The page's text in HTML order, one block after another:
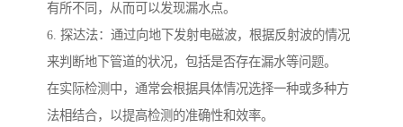
有所不同，从而可以发现漏水点。
6. 探达法：通过向地下发射电磁波，根据反射波的情况
来判断地下管道的状况，包括是否存在漏水等问题。
在实际检测中，通常会根据具体情况选择一种或多种方
法相结合，以提高检测的准确性和效率。